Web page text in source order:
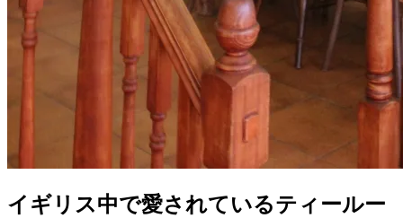
イギリス中で愛されているティールー